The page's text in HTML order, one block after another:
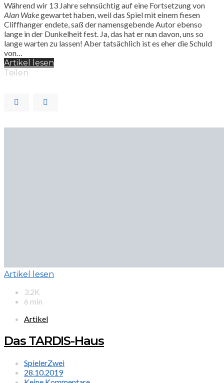
Während wir 13 Jahre sehnsüchtig auf eine Fortsetzung von
Alan Wakegewartet haben, weil das Spiel mit einem fiesen
Cliffhanger endete, saß der namensgebende Autor ebenso
lange in der Dunkelheit fest. Ja, das hat er nun davon, uns so
lange warten zu lassen! Aber tatsächlich ist es eher die Schuld
von…
Artikel lesen
Teilen
Artikel lesen
3.2K
6 min
Artikel
Das TARDIS-Haus
SpielerZwei
28.10.2019